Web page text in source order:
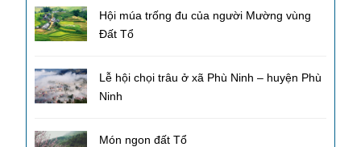
Hội múa trống đu của người Mường vùng
Đất Tổ
Lễ hội chọi trâu ở xã Phù Ninh – huyện Phù
Ninh
Món ngon đất Tổ